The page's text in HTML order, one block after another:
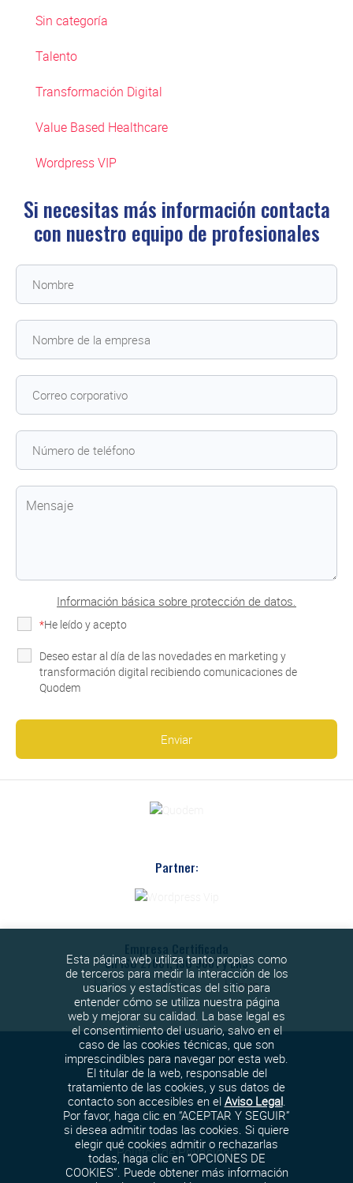
Sin categoría
Talento
Transformación Digital
Value Based Healthcare
Wordpress VIP
Si necesitas más información contacta
con nuestro equipo de profesionales
Información básica sobre protección de datos.
He leído y acepto
*
Deseo estar al día de las novedades en marketing y
transformación digital recibiendo comunicaciones de
Quodem
Partner:
Empresa Certificada
en ISO 27001, ISO 9001 y ENS
Política de cookies
Política de Privacidad
Esta página web utiliza tanto propias como
de terceros para medir la interacción de los
usuarios y estadísticas del sitio para
entender cómo se utiliza nuestra página
web y mejorar su calidad. La base legal es
el consentimiento del usuario, salvo en el
caso de las cookies técnicas, que son
imprescindibles para navegar por esta web.
El titular de la web, responsable del
tratamiento de las cookies, y sus datos de
contacto son accesibles en el Aviso Legal.
Por favor, haga clic en “ACEPTAR Y SEGUIR”
si desea admitir todas las cookies. Si quiere
elegir qué cookies admitir o rechazarlas
todas, haga clic en “OPCIONES DE
COOKIES”. Puede obtener más información